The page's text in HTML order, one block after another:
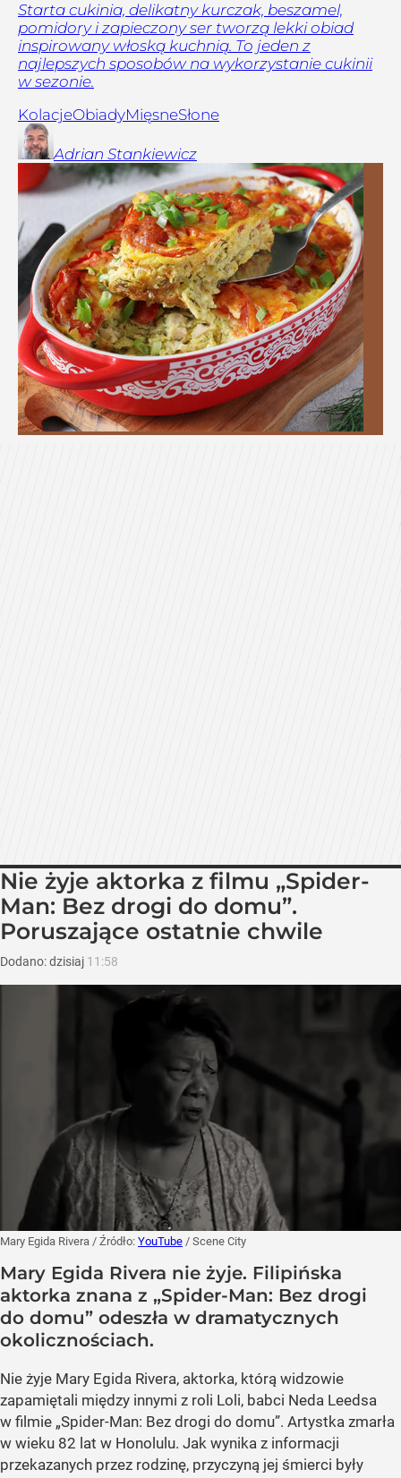
Starta cukinia, delikatny kurczak, beszamel,
pomidory i zapieczony ser tworzą lekki obiad
inspirowany włoską kuchnią. To jeden z
najlepszych sposobów na wykorzystanie cukinii
w sezonie.
KolacjeObiadyMięsneSłone
Adrian Stankiewicz
Nie żyje aktorka z filmu „Spider-
Man: Bez drogi do domu”.
Poruszające ostatnie chwile
Dodano:dzisiaj 11:58
Mary Egida Rivera / Źródło: YouTube / Scene City
Mary Egida Rivera nie żyje. Filipińska
aktorka znana z „Spider-Man: Bez drogi
do domu” odeszła w dramatycznych
okolicznościach.
Nie żyje Mary Egida Rivera, aktorka, którą widzowie
zapamiętali między innymi z roli Loli, babci Neda Leedsa
w filmie „Spider-Man: Bez drogi do domu”. Artystka zmarła
w wieku 82 lat w Honolulu. Jak wynika z informacji
przekazanych przez rodzinę, przyczyną jej śmierci były